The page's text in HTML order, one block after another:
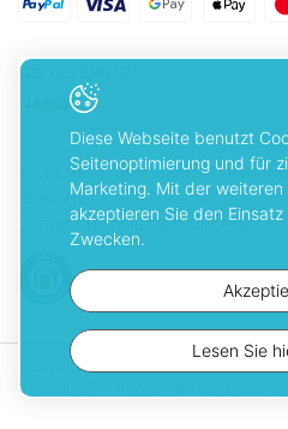
WIR LIEFERN MIT
ALLGEMEINE
GARANTIE
DATENSCHUTZBESTIMMUNGEN
© 2026 Cuisinart. Alle Rechte vorbehalten
Created with
Diese Webseite benutzt
Seitenoptimierung und für
Marketing. Mit der
akzeptieren Sie den
Zwecken.
Lesen Sie